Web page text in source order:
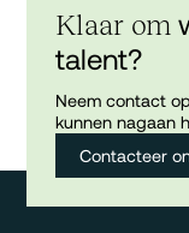
Klaar om
talent?
Neem contact
kunnen nagaan
Contacteer